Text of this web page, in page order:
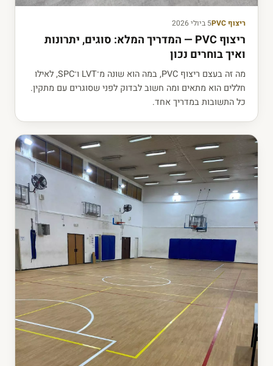
ריצוף PVC 5 ביולי 2026
ריצוף PVC — המדריך המלא: סוגים, יתרונות
ואיך בוחרים נכון
מה זה בעצם ריצוף PVC, במה הוא שונה מ־LVT ו־SPC, לאילו
חללים הוא מתאים ומה חשוב לבדוק לפני שסוגרים עם מתקין.
כל התשובות במדריך אחד.